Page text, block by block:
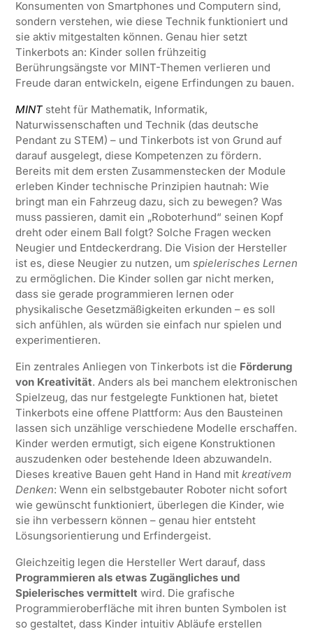
Konsumenten von Smartphones und Computern sind,
sondern verstehen, wie diese Technik funktioniert und
sie aktiv mitgestalten können. Genau hier setzt
Tinkerbots an: Kinder sollen frühzeitig
Berührungsängste vor MINT-Themen verlieren und
Freude daran entwickeln, eigene Erfindungen zu bauen.
MINTsteht für Mathematik, Informatik,
Naturwissenschaften und Technik (das deutsche
Pendant zu STEM) – und Tinkerbots ist von Grund auf
darauf ausgelegt, diese Kompetenzen zu fördern.
Bereits mit dem ersten Zusammenstecken der Module
erleben Kinder technische Prinzipien hautnah: Wie
bringt man ein Fahrzeug dazu, sich zu bewegen? Was
muss passieren, damit ein „Roboterhund“ seinen Kopf
dreht oder einem Ball folgt? Solche Fragen wecken
Neugier und Entdeckerdrang. Die Vision der Hersteller
ist es, diese Neugier zu nutzen, um spielerisches Lernen
zu ermöglichen. Die Kinder sollen gar nicht merken,
dass sie gerade programmieren lernen oder
physikalische Gesetzmäßigkeiten erkunden – es soll
sich anfühlen, als würden sie einfach nur spielen und
experimentieren.
Ein zentrales Anliegen von Tinkerbots ist die Förderung
von Kreativität. Anders als bei manchem elektronischen
Spielzeug, das nur festgelegte Funktionen hat, bietet
Tinkerbots eine offene Plattform: Aus den Bausteinen
lassen sich unzählige verschiedene Modelle erschaffen.
Kinder werden ermutigt, sich eigene Konstruktionen
auszudenken oder bestehende Ideen abzuwandeln.
Dieses kreative Bauen geht Hand in Hand mit kreativem
Denken: Wenn ein selbstgebauter Roboter nicht sofort
wie gewünscht funktioniert, überlegen die Kinder, wie
sie ihn verbessern können – genau hier entsteht
Lösungsorientierung und Erfindergeist.
Gleichzeitig legen die Hersteller Wert darauf, dass
Programmieren als etwas Zugängliches und
Spielerisches vermittelt wird. Die grafische
Programmieroberfläche mit ihren bunten Symbolen ist
so gestaltet, dass Kinder intuitiv Abläufe erstellen